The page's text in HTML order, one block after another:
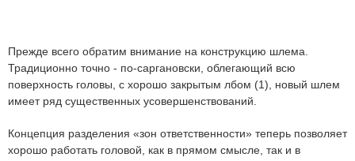
Прежде всего обратим внимание на конструкцию шлема.
Традиционно точно - по-саргановски, облегающий всю
поверхность головы, с хорошо закрытым лбом (1), новый шлем
имеет ряд существенных усовершенствований.
Концепция разделения «зон ответственности» теперь позволяет
хорошо работать головой, как в прямом смысле, так и в